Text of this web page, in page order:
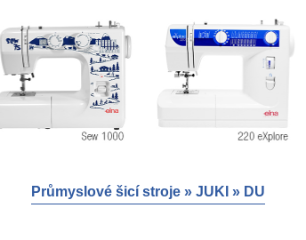
Průmyslové šicí stroje» JUKI » DU